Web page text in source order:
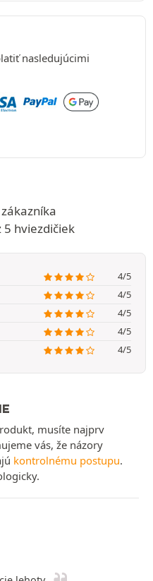
nasledujúcimi
5 hviezdičiek
4/5
4/5
4/5
4/5
4/5
musíte najprv
vás, že názory
kontrolnému postupu.